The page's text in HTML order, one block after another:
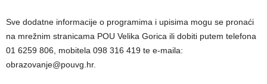
Sve dodatne informacije o programima i upisima mogu se pronaći
na mrežnim stranicama POU Velika Gorica ili dobiti putem telefona
01 6259 806, mobitela 098 316 419 te e-maila:
obrazovanje@pouvg.hr.